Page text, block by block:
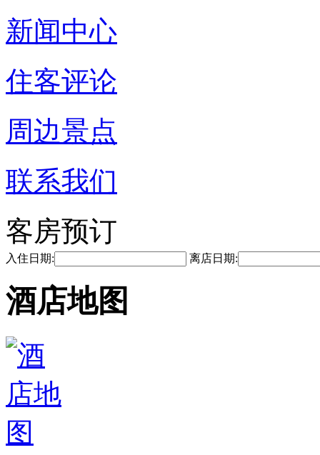
新闻中心
住客评论
周边景点
联系我们
客房预订
入住日期: 离店日期:
酒店地图